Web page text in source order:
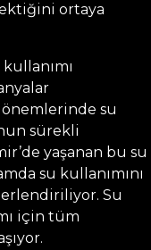
ortaya
su
sürekli
yaşanan bu su
su kullanımını
Su
için tüm